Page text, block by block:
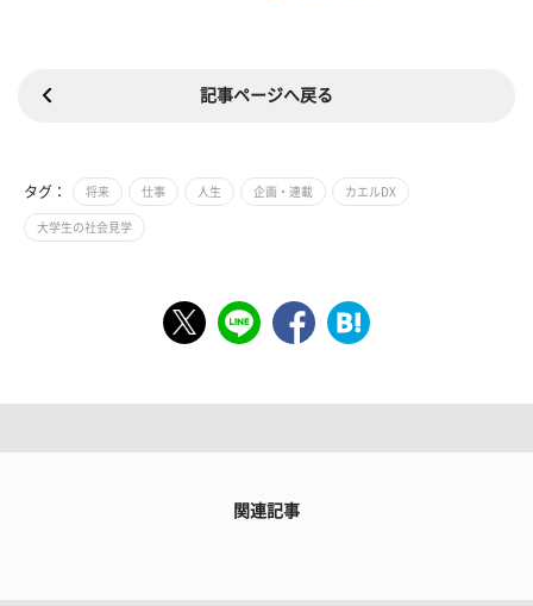
記事ページへ戻る
タグ： 将来 仕事 人生 企画・連載 カエルDX
大学生の社会見学
関連記事